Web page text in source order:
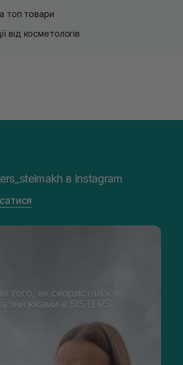
топ товари
від косметологів
в Instagram